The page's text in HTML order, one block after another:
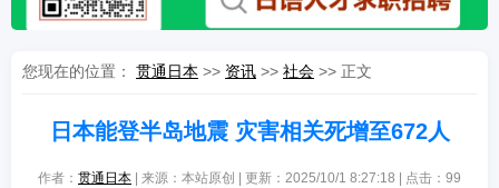
您现在的位置： 贯通日本 >> 资讯 >> 社会 >> 正文
日本能登半岛地震 灾害相关死增至672人
作者： 贯通日本 | 来源：本站原创 | 更新：2025/10/1 8:27:18 | 点击： 99